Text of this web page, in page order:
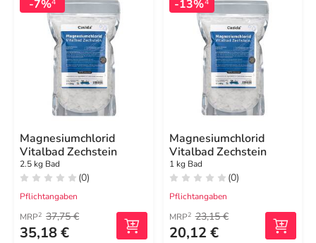
-7%
Magnesiumchlorid
Vitalbad Zechstein
2.5 kg Bad
(0)
Pflichtangaben
MRP2 37,75 €
35,18 €
-13%
Magnesiumchlorid
Vitalbad Zechstein
1 kg Bad
(0)
Pflichtangaben
MRP2 23,15 €
20,12 €